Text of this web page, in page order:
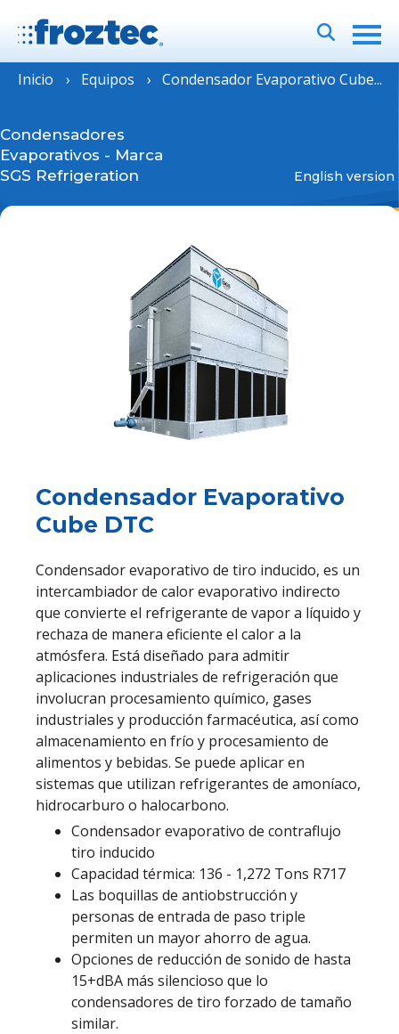
Inicio Equipos Condensador Evaporativo Cube...
Condensadores
Evaporativos - Marca
SGS Refrigeration
English version
Condensador Evaporativo
Cube DTC
Condensador evaporativo de tiro inducido, es un
intercambiador de calor evaporativo indirecto
que convierte el refrigerante de vapor a líquido y
rechaza de manera eficiente el calor a la
atmósfera. Está diseñado para admitir
aplicaciones industriales de refrigeración que
involucran procesamiento químico, gases
industriales y producción farmacéutica, así como
almacenamiento en frío y procesamiento de
alimentos y bebidas. Se puede aplicar en
sistemas que utilizan refrigerantes de amoníaco,
hidrocarburo o halocarbono.
Condensador evaporativo de contraflujo
tiro inducido
Capacidad térmica: 136 - 1,272 Tons R717
Las boquillas de antiobstrucción y
personas de entrada de paso triple
permiten un mayor ahorro de agua.
Opciones de reducción de sonido de hasta
15+dBA más silencioso que lo
condensadores de tiro forzado de tamaño
similar.